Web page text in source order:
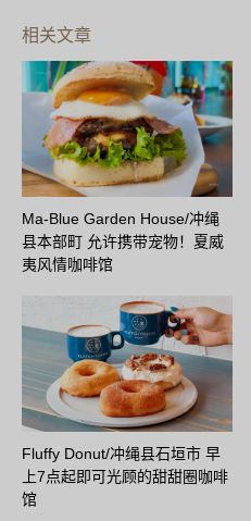
相关文章
Ma‑Blue Garden House/冲绳
县本部町 允许携带宠物！夏威
夷风情咖啡馆
Fluffy Donut/冲绳县石垣市 早
上7点起即可光顾的甜甜圈咖啡
馆